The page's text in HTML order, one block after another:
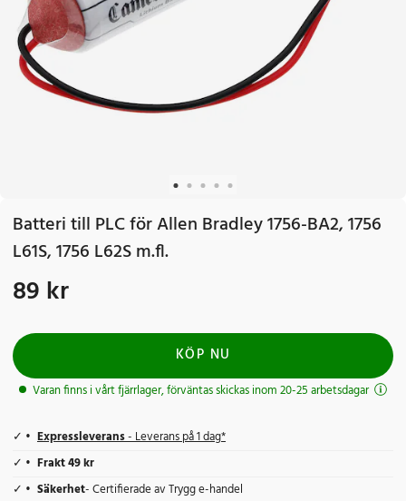
Batteri till PLC för Allen Bradley 1756-BA2, 1756
L61S, 1756 L62S m.fl.
Pris: 89 kr
89 kr
KÖP NU
Varan finns i vårt fjärrlager, förväntas skickas inom 20-25 arbetsdagar
Expressleverans- Leverans på 1 dag*
Frakt 49 kr
Säkerhet- Certifierade av Trygg e-handel